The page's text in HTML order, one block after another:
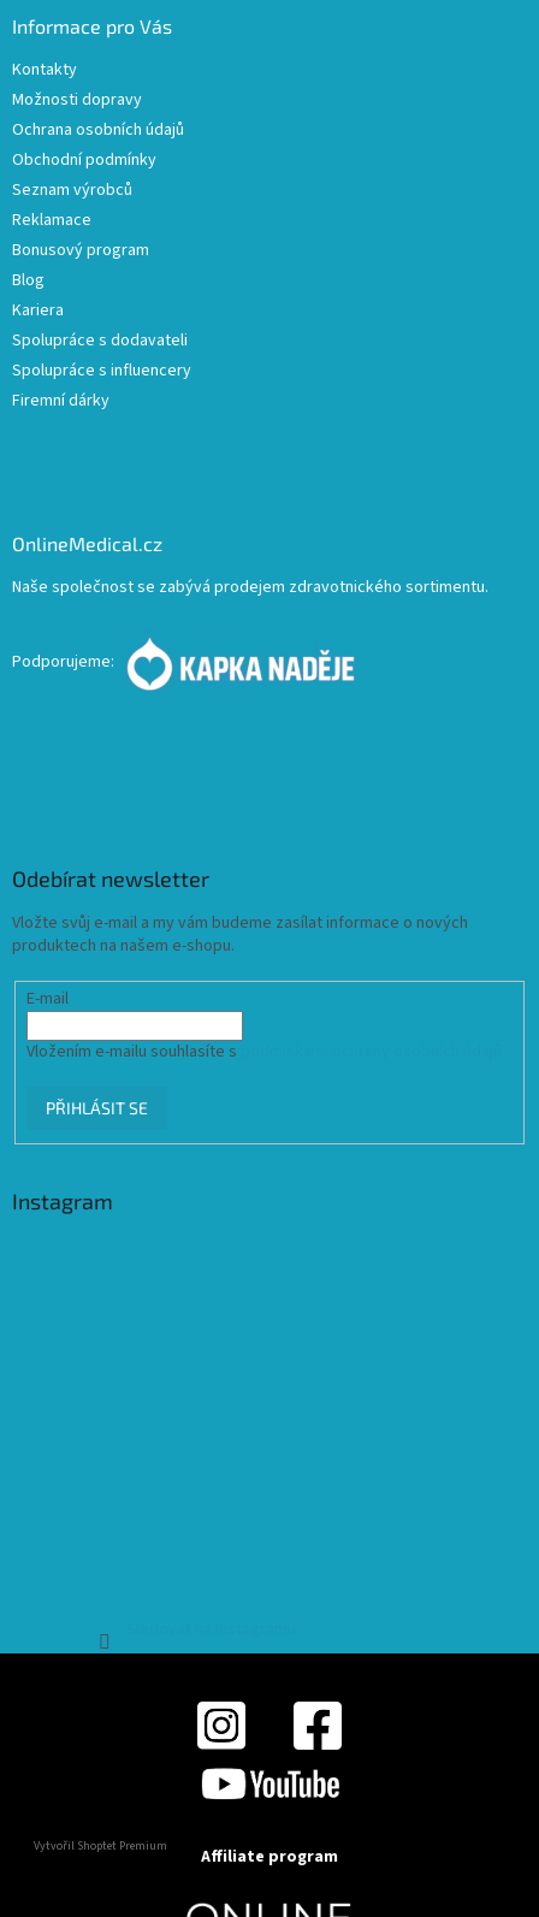
Informace pro Vás
Kontakty
Možnosti dopravy
Ochrana osobních údajů
Obchodní podmínky
Seznam výrobců
Reklamace
Bonusový program
Blog
Kariera
Spolupráce s dodavateli
Spolupráce s influencery
Firemní dárky
OnlineMedical.cz
Naše společnost se zabývá prodejem zdravotnického sortimentu.
Podporujeme:
Odebírat newsletter
Vložte svůj e-mail a my vám budeme zasílat informace o nových
produktech na našem e-shopu.
E-mail
Vložením e-mailu souhlasíte s
PŘIHLÁSIT SE
Instagram
Vytvořil Shoptet Premium Affiliate program